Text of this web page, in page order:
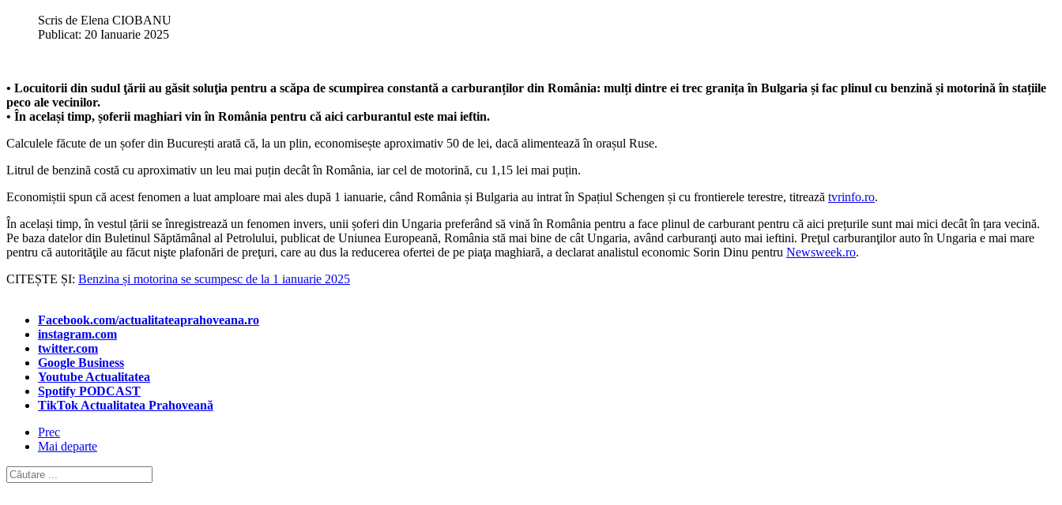
Scris de Elena CIOBANU
Publicat: 20 Ianuarie 2025
• Locuitorii din sudul ţării au găsit soluţia pentru a scăpa de scumpirea constantă a carburanților din România: mulți dintre ei trec granița în Bulgaria și fac plinul cu benzină și motorină în stațiile
peco ale vecinilor.
• În același timp, șoferii maghiari vin în România pentru că aici carburantul este mai ieftin.
Calculele făcute de un șofer din București arată că, la un plin, economisește aproximativ 50 de lei, dacă alimentează în orașul Ruse.
Litrul de benzină costă cu aproximativ un leu mai puțin decât în România, iar cel de motorină, cu 1,15 lei mai puțin.
Economiștii spun că acest fenomen a luat amploare mai ales după 1 ianuarie, când România și Bulgaria au intrat în Spațiul Schengen și cu frontierele terestre, titrează tvrinfo.ro.
În același timp, în vestul țării se înregistrează un fenomen invers, unii șoferi din Ungaria preferând să vină în România pentru a face plinul de carburant pentru că aici prețurile sunt mai mici decât în țara vecină.
Pe baza datelor din Buletinul Săptămânal al Petrolului, publicat de Uniunea Europeană, România stă mai bine de cât Ungaria, având carburanţi auto mai ieftini. Preţul carburanţilor auto în Ungaria e mai mare
pentru că autorităţile au făcut nişte plafonări de preţuri, care au dus la reducerea ofertei de pe piaţa maghiară, a declarat analistul economic Sorin Dinu pentru Newsweek.ro.
CITEȘTE ȘI: Benzina și motorina se scumpesc de la 1 ianuarie 2025
Facebook.com/actualitateaprahoveana.ro
instagram.com
twitter.com
Google Business
Youtube Actualitatea
Spotify PODCAST
TikTok Actualitatea Prahoveană
Prec
Mai departe